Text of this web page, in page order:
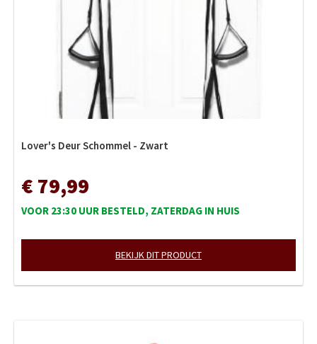
Lover's Deur Schommel - Zwart
€ 79,99
VOOR 23:30 UUR BESTELD, ZATERDAG IN HUIS
BEKIJK DIT PRODUCT